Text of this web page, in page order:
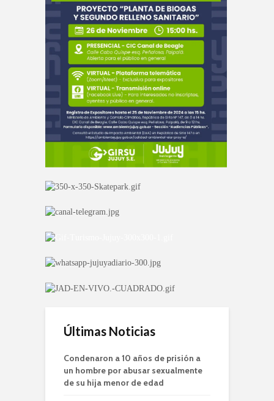
Últimas Noticias
Condenaron a 10 años de prisión a
un hombre por abusar sexualmente
de su hija menor de edad